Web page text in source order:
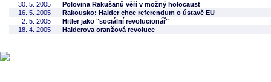
30. 5. 2005
Polovina Rakušanů věří v možný holocaust
16. 5. 2005
Rakousko: Haider chce referendum o ústavě EU
2. 5. 2005
Hitler jako "sociální revolucionář"
18. 4. 2005
Haiderova oranžová revoluce